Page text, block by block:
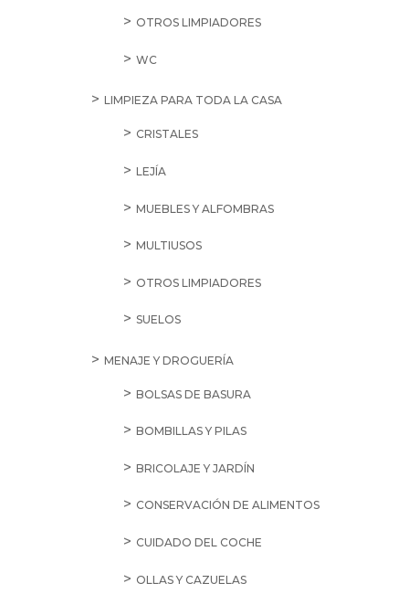
OTROS LIMPIADORES
WC
LIMPIEZA PARA TODA LA CASA
CRISTALES
LEJÍA
MUEBLES Y ALFOMBRAS
MULTIUSOS
OTROS LIMPIADORES
SUELOS
MENAJE Y DROGUERÍA
BOLSAS DE BASURA
BOMBILLAS Y PILAS
BRICOLAJE Y JARDÍN
CONSERVACIÓN DE ALIMENTOS
CUIDADO DEL COCHE
OLLAS Y CAZUELAS